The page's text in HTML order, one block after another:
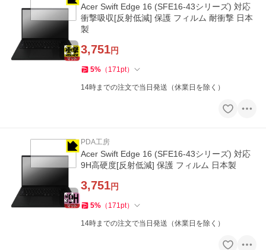
Acer Swift Edge 16 (SFE16-43シリーズ) 対応
衝撃吸収[反射低減] 保護 フィルム 耐衝撃 日本
製
3,751円
5% （ 171pt）
14時までの注文で当日発送（休業日を除く）
PDA工房
Acer Swift Edge 16 (SFE16-43シリーズ) 対応
9H高硬度[反射低減] 保護 フィルム 日本製
3,751円
5% （ 171pt）
14時までの注文で当日発送（休業日を除く）